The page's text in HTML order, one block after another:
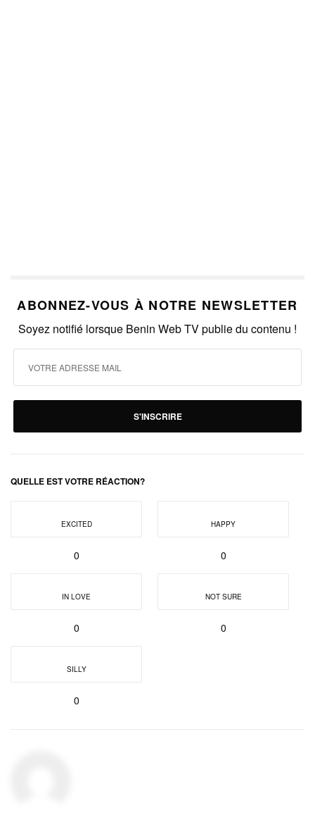
ABONNEZ-VOUS À NOTRE NEWSLETTER
Soyez notifié lorsque Benin Web TV publie du contenu !
S'INSCRIRE
QUELLE EST VOTRE RÉACTION?
EXCITED
0
HAPPY
0
IN LOVE
0
NOT SURE
0
SILLY
0